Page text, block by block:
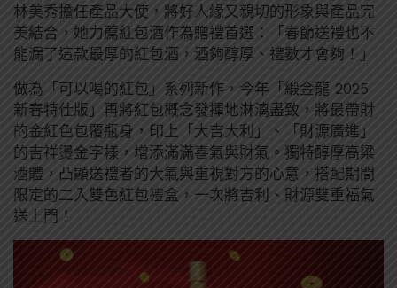
林美秀擔任產品大使，將好人緣又親切的形象與產品完
美結合，她力薦紅包酒作為贈禮首選：「春節送禮也不
能漏了這款最厚的紅包酒，酒夠醇厚、禮數才會夠！」
做為「可以喝的紅包」系列新作，今年「緞金龍 2025
新春特仕版」再將紅包概念發揮地淋漓盡致，將最帶財
的金紅色包覆瓶身，印上「大吉大利」、「財源廣進」
的吉祥燙金字樣，增添滿滿喜氣與財氣。獨特醇厚高粱
酒體，凸顯送禮者的大氣與重視對方的心意，搭配期間
限定的二入雙色紅包禮盒，一次將吉利、財源雙重福氣
送上門！